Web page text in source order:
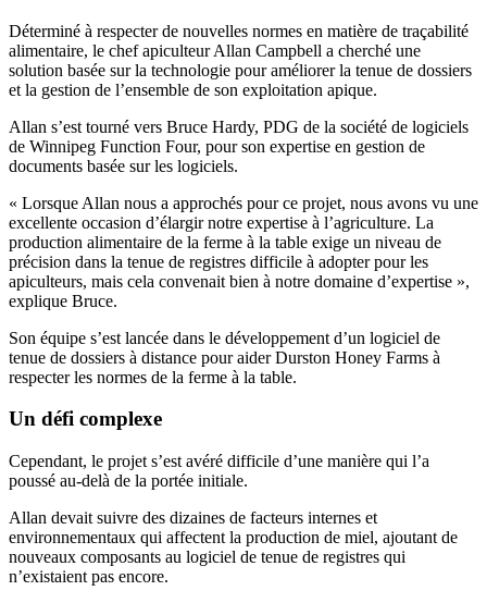
Déterminé à respecter de nouvelles normes en matière de traçabilité
alimentaire, le chef apiculteur Allan Campbell a cherché une
solution basée sur la technologie pour améliorer la tenue de dossiers
et la gestion de l’ensemble de son exploitation apique.
Allan s’est tourné vers Bruce Hardy, PDG de la société de logiciels
de Winnipeg Function Four, pour son expertise en gestion de
documents basée sur les logiciels.
« Lorsque Allan nous a approchés pour ce projet, nous avons vu une
excellente occasion d’élargir notre expertise à l’agriculture. La
production alimentaire de la ferme à la table exige un niveau de
précision dans la tenue de registres difficile à adopter pour les
apiculteurs, mais cela convenait bien à notre domaine d’expertise »,
explique Bruce.
Son équipe s’est lancée dans le développement d’un logiciel de
tenue de dossiers à distance pour aider Durston Honey Farms à
respecter les normes de la ferme à la table.
Un défi complexe
Cependant, le projet s’est avéré difficile d’une manière qui l’a
poussé au-delà de la portée initiale.
Allan devait suivre des dizaines de facteurs internes et
environnementaux qui affectent la production de miel, ajoutant de
nouveaux composants au logiciel de tenue de registres qui
n’existaient pas encore.